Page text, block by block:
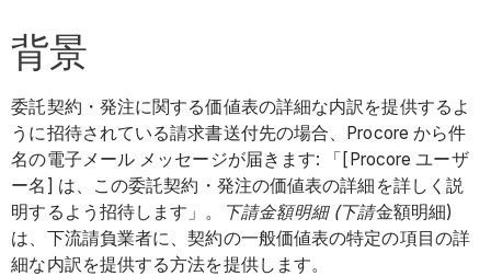
背景
委託契約・発注に関する価値表の詳細な内訳を提供するよ
うに招待されている請求書送付先の場合、Procore から件
名の電子メール メッセージが届きます: 「[Procore ユーザ
ー名] は、この委託契約・発注の価値表の詳細を詳しく説
明するよう招待します」。
下請金額明細 (下請金額明細)
は、下流請負業者に、契約の一般価値表の特定の項目の詳
細な内訳を提供する方法を提供します。